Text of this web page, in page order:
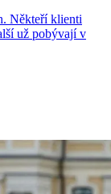
Někteří klienti
už pobývají v